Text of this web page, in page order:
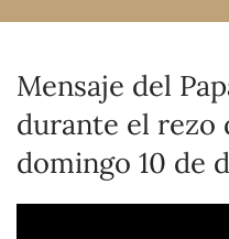
Mensaje del
durante el rezo
domingo 10 de